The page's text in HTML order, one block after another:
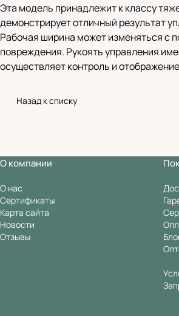
Эта модель принадлежит к классу
демонстрирует отличный результат
Рабочая ширина может изменяться с
повреждения. Рукоять управления
осуществляет контроль и
Назад к списку
О компании
О нас
Сертификаты
Карта сайта
Новости
Отзывы